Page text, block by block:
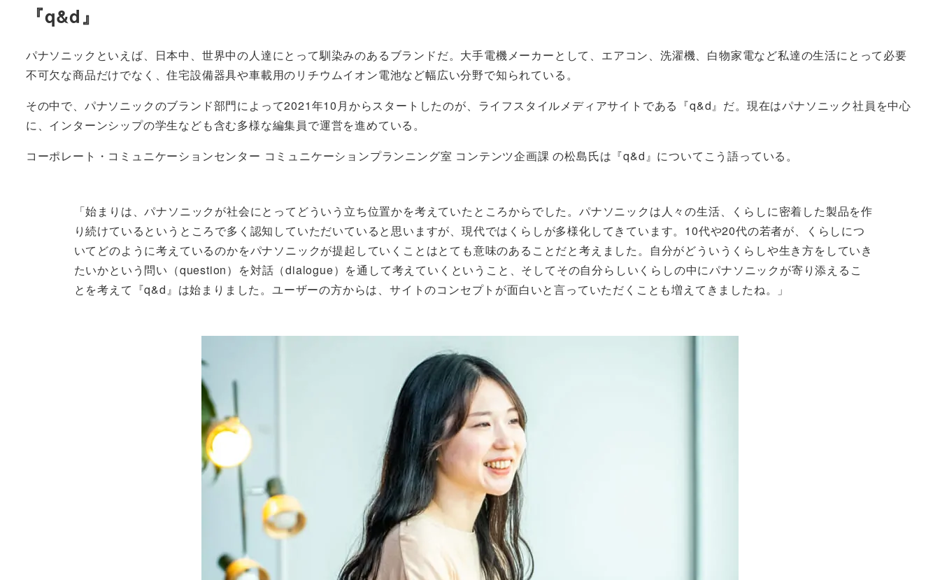
『q&d』
パナソニックといえば、日本中、世界中の人達にとって馴染みのあるブランドだ。大手電機メーカーとして、エアコン、洗濯機、白物家電など私達の生活にとって必要
不可欠な商品だけでなく、住宅設備器具や車載用のリチウムイオン電池など幅広い分野で知られている。
その中で、パナソニックのブランド部門によって2021年10月からスタートしたのが、ライフスタイルメディアサイトである『q&d』だ。現在はパナソニック社員を中心
に、インターンシップの学生なども含む多様な編集員で運営を進めている。
コーポレート・コミュニケーションセンター コミュニケーションプランニング室 コンテンツ企画課 の松島氏は『q&d』についてこう語っている。
「始まりは、パナソニックが社会にとってどういう立ち位置かを考えていたところからでした。パナソニックは人々の生活、くらしに密着した製品を作
り続けているというところで多く認知していただいていると思いますが、現代ではくらしが多様化してきています。10代や20代の若者が、くらしにつ
いてどのように考えているのかをパナソニックが提起していくことはとても意味のあることだと考えました。自分がどういうくらしや生き方をしていき
たいかという問い（question）を対話（dialogue）を通して考えていくということ、そしてその自分らしいくらしの中にパナソニックが寄り添えるこ
とを考えて『q&d』は始まりました。ユーザーの方からは、サイトのコンセプトが面白いと言っていただくことも増えてきましたね。」